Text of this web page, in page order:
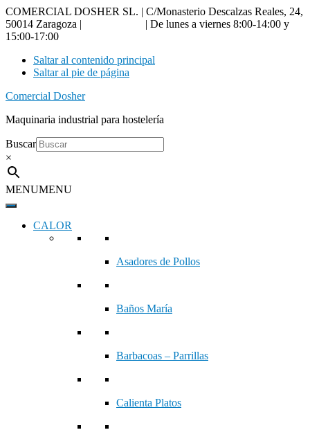
COMERCIAL DOSHER SL. | C/Monasterio Descalzas Reales, 24,
50014 Zaragoza |
| De lunes a viernes 8:00-14:00 y
15:00-17:00
Saltar al contenido principal
Saltar al pie de página
Comercial Dosher
Maquinaria industrial para hostelería
Buscar
×
MENUMENU
CALOR
Asadores de Pollos
Baños María
Barbacoas – Parrillas
Calienta Platos